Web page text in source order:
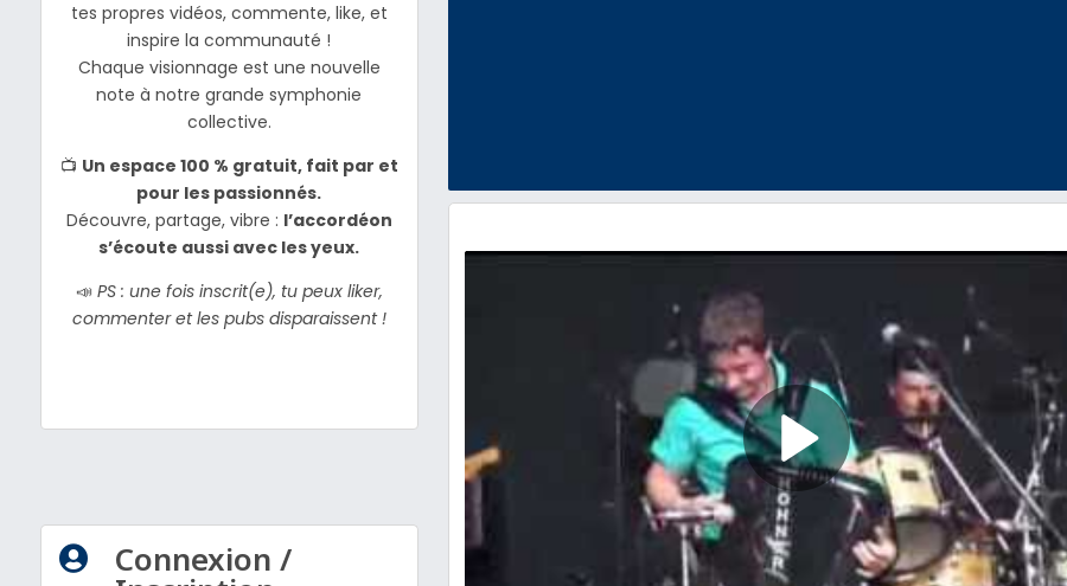
tes propres vidéos, commente, like, et
inspire la communauté !
Chaque visionnage est une nouvelle
note à notre grande symphonie
collective.
📺 Un espace 100 % gratuit, fait par et
pour les passionnés.
Découvre, partage, vibre : l’accordéon
s’écoute aussi avec les yeux.
📣 PS : une fois inscrit(e), tu peux liker,
commenter et les pubs disparaissent !
 Connexion /